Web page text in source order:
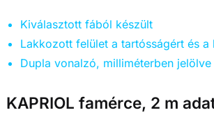
Kiválasztott fából készült
Lakkozott felület a tartósságért és a
Dupla vonalzó, milliméterben jelölve
KAPRIOL famérce, 2 m